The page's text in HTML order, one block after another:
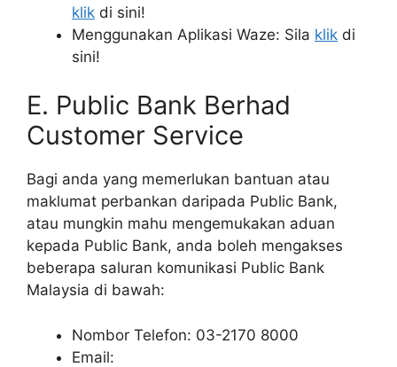
klik di sini!
Menggunakan Aplikasi Waze: Sila klik di
sini!
E. Public Bank Berhad
Customer Service
Bagi anda yang memerlukan bantuan atau
maklumat perbankan daripada Public Bank,
atau mungkin mahu mengemukakan aduan
kepada Public Bank, anda boleh mengakses
beberapa saluran komunikasi Public Bank
Malaysia di bawah:
Nombor Telefon: 03-2170 8000
Email: